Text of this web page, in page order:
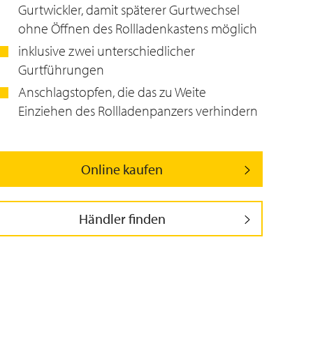
Gurtwickler, damit späterer Gurtwechsel
ohne Öffnen des Rollladenkastens möglich
inklusive zwei unterschiedlicher
Gurtführungen
Anschlagstopfen, die das zu Weite
Einziehen des Rollladenpanzers verhindern
Online kaufen
Händler finden